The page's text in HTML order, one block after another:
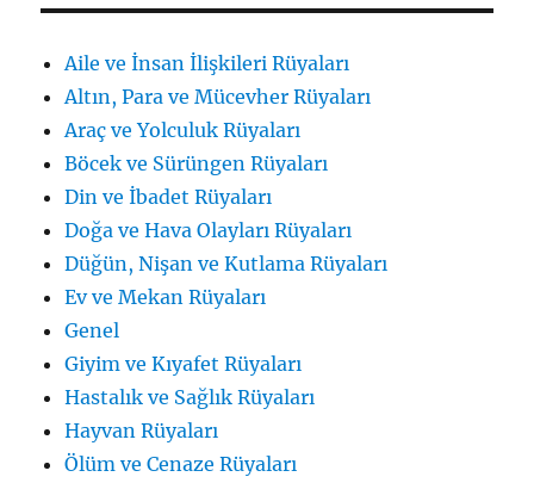
Aile ve İnsan İlişkileri Rüyaları
Altın, Para ve Mücevher Rüyaları
Araç ve Yolculuk Rüyaları
Böcek ve Sürüngen Rüyaları
Din ve İbadet Rüyaları
Doğa ve Hava Olayları Rüyaları
Düğün, Nişan ve Kutlama Rüyaları
Ev ve Mekan Rüyaları
Genel
Giyim ve Kıyafet Rüyaları
Hastalık ve Sağlık Rüyaları
Hayvan Rüyaları
Ölüm ve Cenaze Rüyaları